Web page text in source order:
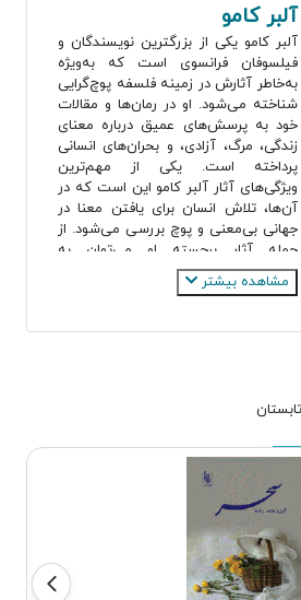
آلبر کامو
آلبر کامو یکی از بزرگترین نویسندگان و
فیلسوفان فرانسوی است که به‌ویژه
به‌خاطر آثارش در زمینه فلسفه پوچ‌گرایی
شناخته می‌شود. او در رمان‌ها و مقالات
خود به پرسش‌های عمیق درباره معنای
زندگی، مرگ، آزادی، و بحران‌های انسانی
پرداخته است. یکی از مهم‌ترین
ویژگی‌های آثار آلبر کامو این است که در
آن‌ها، تلاش انسان برای یافتن معنا در
جهانی بی‌معنی و پوچ بررسی می‌شود. از
جمله آثار برجسته او می‌توان به
«بیگانه»، «طاعون»، و «افسانه سیزیف»
اشاره کرد که هرکدام به نحوی به
انسانی پرداخته‌اند.
مشاهده بیشتر